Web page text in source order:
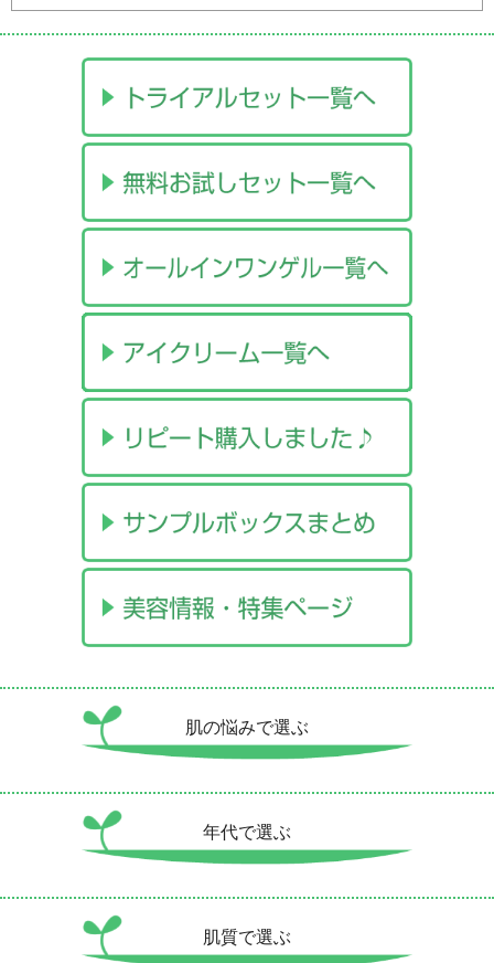
肌の悩みで選ぶ
年代で選ぶ
肌質で選ぶ